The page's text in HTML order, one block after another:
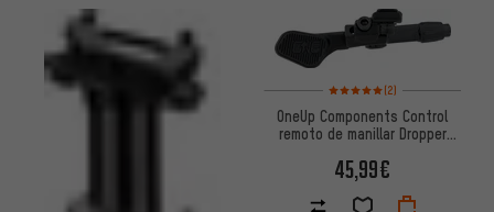
Valoración media: 5 de 5
(2)
OneUp Components Control
remoto de manillar Dropper
45,99€